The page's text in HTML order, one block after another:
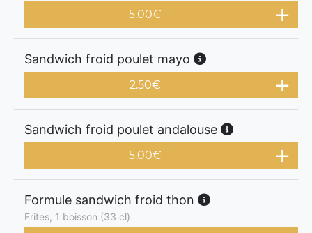
5.00€
Sandwich froid poulet mayo
2.50€
Sandwich froid poulet andalouse
5.00€
Formule sandwich froid thon
Frites, 1 boisson (33 cl)